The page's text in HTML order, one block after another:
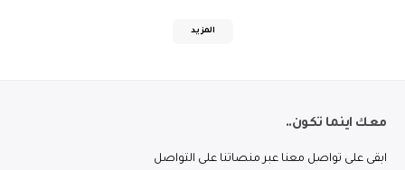
المزيد
معك اينما تكون..
ابقى على تواصل معنا عبر منصاتنا على التواصل